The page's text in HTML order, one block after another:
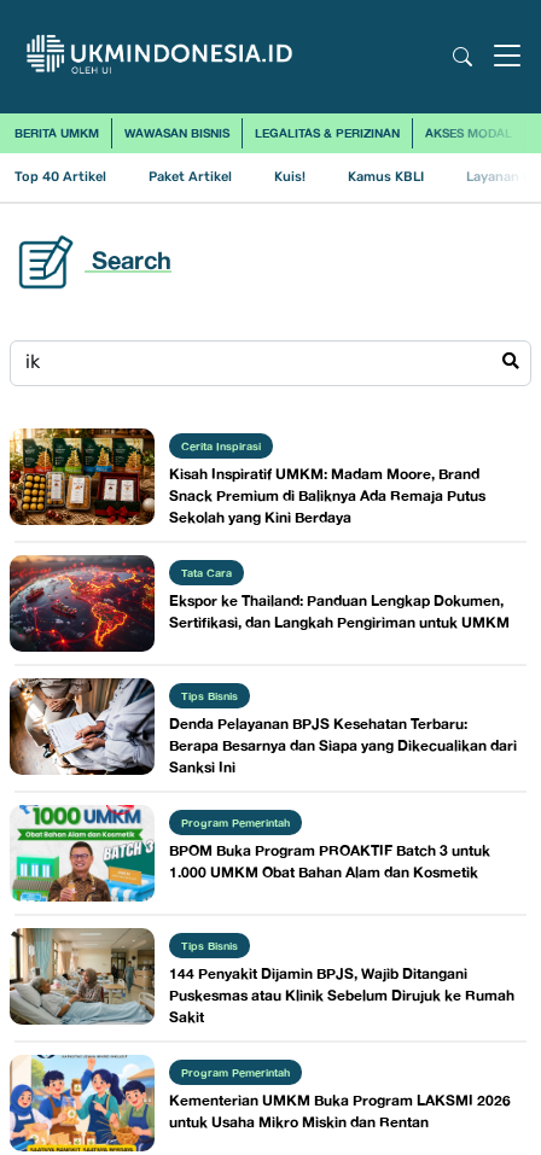
BERITA UMKM WAWASAN BISNIS LEGALITAS & PERIZINAN AKSES MODAL
Top 40 Artikel Paket Artikel Kuis! Kamus KBLI Layanan
Search
Cerita Inspirasi
Kisah Inspiratif UMKM: Madam Moore, Brand
Snack Premium di Baliknya Ada Remaja Putus
Sekolah yang Kini Berdaya
Tata Cara
Ekspor ke Thailand: Panduan Lengkap Dokumen,
Sertifikasi, dan Langkah Pengiriman untuk UMKM
Tips Bisnis
Denda Pelayanan BPJS Kesehatan Terbaru:
Berapa Besarnya dan Siapa yang Dikecualikan dari
Sanksi Ini
Program Pemerintah
BPOM Buka Program PROAKTIF Batch 3 untuk
1.000 UMKM Obat Bahan Alam dan Kosmetik
Tips Bisnis
144 Penyakit Dijamin BPJS, Wajib Ditangani
Puskesmas atau Klinik Sebelum Dirujuk ke Rumah
Sakit
Program Pemerintah
Kementerian UMKM Buka Program LAKSMI 2026
untuk Usaha Mikro Miskin dan Rentan